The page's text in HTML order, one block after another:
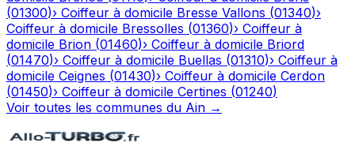
(01300)› Coiffeur à domicile Bresse Vallons (01340)›
Coiffeur à domicile Bressolles (01360)› Coiffeur à
domicile Brion (01460)› Coiffeur à domicile Briord
(01470)› Coiffeur à domicile Buellas (01310)› Coiffeur à
domicile Ceignes (01430)› Coiffeur à domicile Cerdon
(01450)› Coiffeur à domicile Certines (01240)
Voir toutes les communes du Ain →